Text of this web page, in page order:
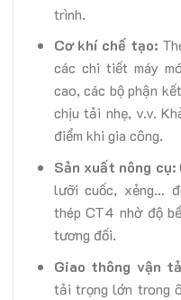
trình.
Cơ khí chế tạo:
các chi tiết máy
cao, các bộ phận
chịu tải nhẹ, v.v.
điểm khi gia công.
Sản xuất nông cụ:
lưỡi cuốc, xẻng…
thép CT4 nhờ độ
tương đối.
Giao thông vận
tải trọng lớn trong